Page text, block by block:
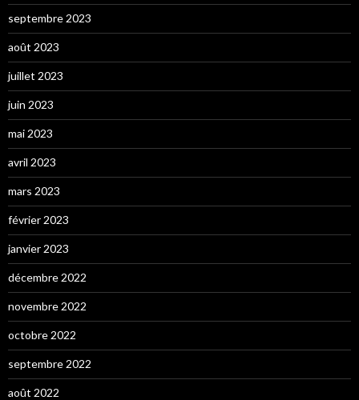
septembre 2023
août 2023
juillet 2023
juin 2023
mai 2023
avril 2023
mars 2023
février 2023
janvier 2023
décembre 2022
novembre 2022
octobre 2022
septembre 2022
août 2022